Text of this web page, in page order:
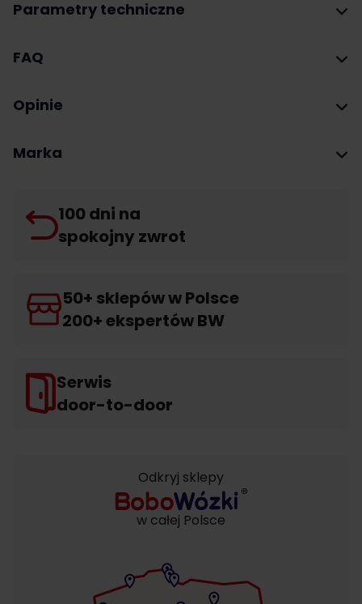
Parametry techniczne
FAQ
Opinie
Marka
100 dni na
spokojny zwrot
50+ sklepów w Polsce
200+ ekspertów BW
Serwis
door-to-door
Odkryj sklepy
w całej Polsce